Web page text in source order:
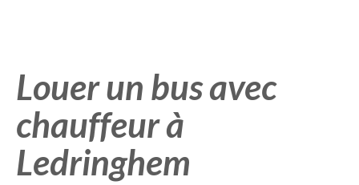
Louer un bus avec
chauffeur à
Ledringhem